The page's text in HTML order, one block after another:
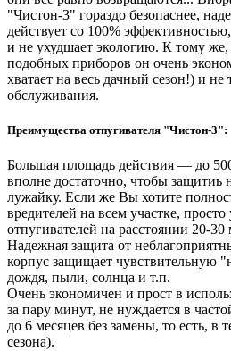
"Чистон-3" гораздо безопаснее,
действует со 100%
и не ухудшает экологию. К тому же,
подобных приборов он очень
хватает на весь дачный сезон!) и не
обслуживания.
Преимущества отпугивателя "Чистон-3":
Большая площадь действия — до
вполне достаточно, чтобы защитиь
лужайку. Если же Вы хотите
вредителей на всем участке, просто
отпугивателей на расстоянии 20-30
Надежная защита от
корпус защищает чувствительную
дождя, пыли, солнца и т.п.
Очень экономичен и прост в
за пару минут, не нуждается в
до 6 месяцев без замены, то есть, в
сезона).